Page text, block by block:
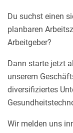
Du suchst einen
planbaren
Arbeitgeber?
Dann starte jetzt
unserem
diversifiziertes
Wir melden uns